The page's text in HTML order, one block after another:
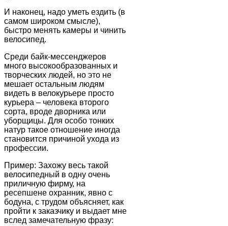
И наконец, надо уметь ездить (в
самом широком смысле),
быстро менять камеры и чинить
велосипед.
Среди байк-мессенджеров
много высокообразованных и
творческих людей, но это не
мешает остальным людям
видеть в велокурьере просто
курьера – человека второго
сорта, вроде дворника или
уборщицы. Для особо тонких
натур такое отношение иногда
становится причиной ухода из
профессии.
Пример: Захожу весь такой
велосипедный в одну очень
приличную фирму, на
ресепшене охранник, явно с
бодуна, с трудом объясняет, как
пройти к заказчику и выдает мне
вслед замечательную фразу: